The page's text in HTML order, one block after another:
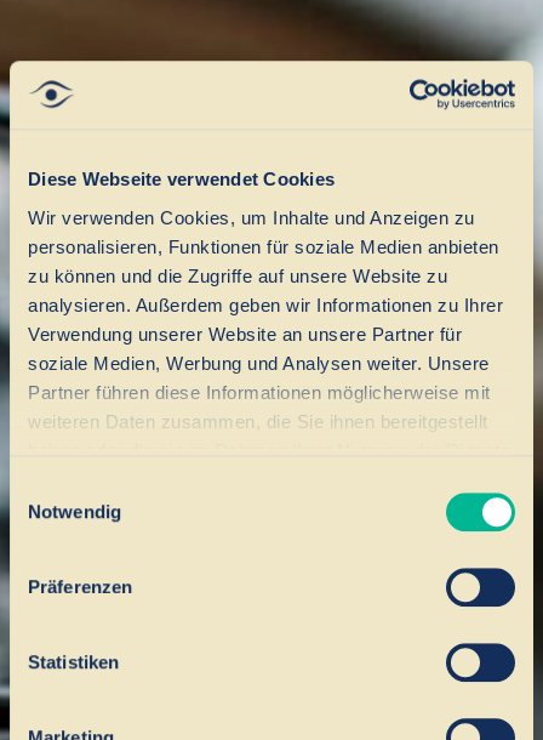
Diese Webseite verwendet Cookies
Wir verwenden Cookies, um Inhalte und Anzeigen zu
personalisieren, Funktionen für soziale Medien anbieten
zu können und die Zugriffe auf unsere Website zu
analysieren. Außerdem geben wir Informationen zu Ihrer
Verwendung unserer Website an unsere Partner für
soziale Medien, Werbung und Analysen weiter. Unsere
Partner führen diese Informationen möglicherweise mit
weiteren Daten zusammen, die Sie ihnen bereitgestellt
Notwendig
Präferenzen
Statistiken